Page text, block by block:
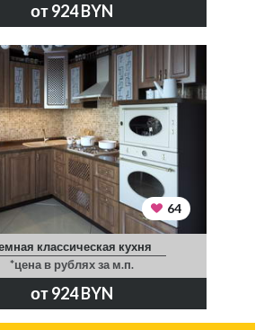
от 924 BYN
64
классическая кухня
*цена в рублях за м.п.
от 924 BYN